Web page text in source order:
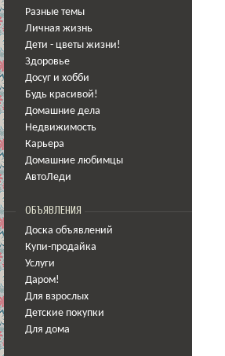
Разные темы
Личная жизнь
Дети - цветы жизни!
Здоровье
Досуг и хобби
Будь красивой!
Домашние дела
Недвижимость
Карьера
Домашние любимцы
АвтоЛеди
ОБЪЯВЛЕНИЯ
Доска объявлений
Купи-продайка
Услуги
Даром!
Для взрослых
Детские покупки
Для дома